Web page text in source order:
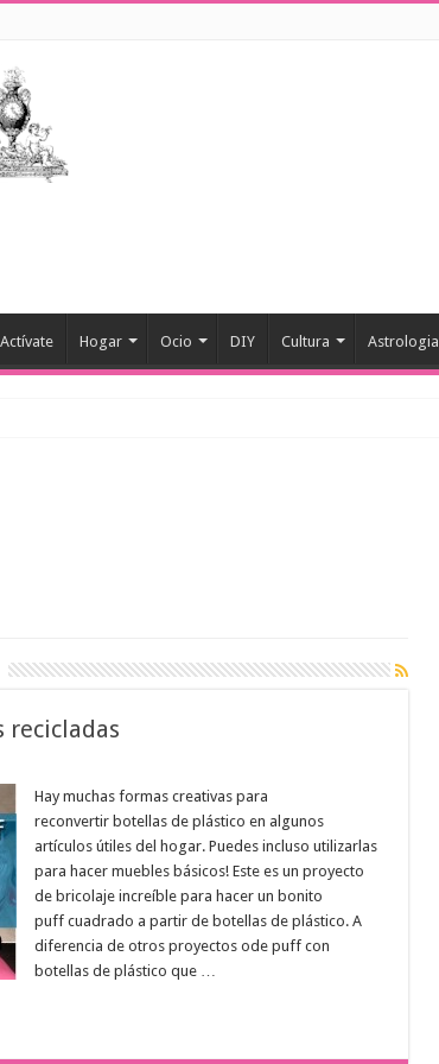
Actívate Hogar Ocio DIY Cultura Astrologia
recicladas
Hay muchas formas creativas para
reconvertir botellas de plástico en algunos
artículos útiles del hogar. Puedes incluso utilizarlas
para hacer muebles básicos! Este es un proyecto
de bricolaje increíble para hacer un bonito
puff cuadrado a partir de botellas de plástico. A
diferencia de otros proyectos ode puff con
botellas de plástico que …